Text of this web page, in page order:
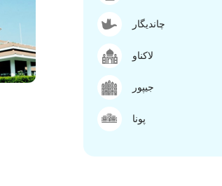
چاندیگار
لاکناو
جیپور
پونا